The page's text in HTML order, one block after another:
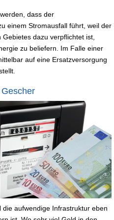
dass der
einem Stromausfall führt, weil der
dazu verpflichtet ist,
zu beliefern. Im Falle einer
auf eine Ersatzversorgung
aufwendige Infrastruktur eben